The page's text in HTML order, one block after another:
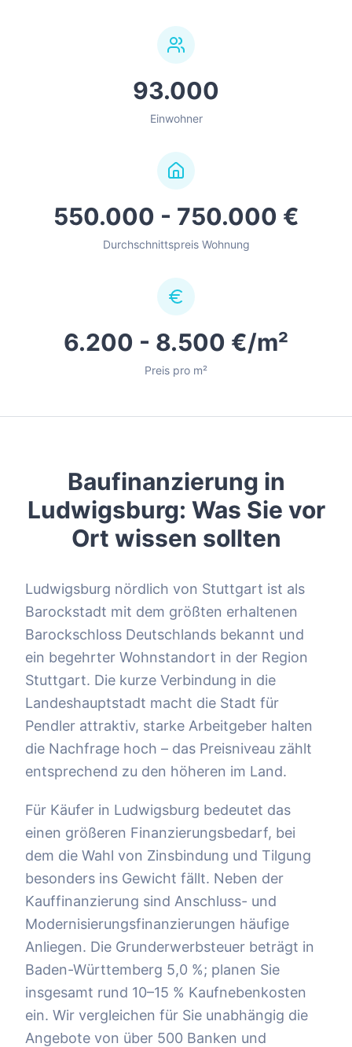
93.000
Einwohner
550.000 - 750.000 €
Durchschnittspreis Wohnung
6.200 - 8.500 €/m²
Preis pro m²
Baufinanzierung in
Ludwigsburg: Was Sie vor
Ort wissen sollten
Ludwigsburg nördlich von Stuttgart ist als
Barockstadt mit dem größten erhaltenen
Barockschloss Deutschlands bekannt und
ein begehrter Wohnstandort in der Region
Stuttgart. Die kurze Verbindung in die
Landeshauptstadt macht die Stadt für
Pendler attraktiv, starke Arbeitgeber halten
die Nachfrage hoch – das Preisniveau zählt
entsprechend zu den höheren im Land.
Für Käufer in Ludwigsburg bedeutet das
einen größeren Finanzierungsbedarf, bei
dem die Wahl von Zinsbindung und Tilgung
besonders ins Gewicht fällt. Neben der
Kauffinanzierung sind Anschluss- und
Modernisierungsfinanzierungen häufige
Anliegen. Die Grunderwerbsteuer beträgt in
Baden-Württemberg 5,0 %; planen Sie
insgesamt rund 10–15 % Kaufnebenkosten
ein. Wir vergleichen für Sie unabhängig die
Angebote von über 500 Banken und